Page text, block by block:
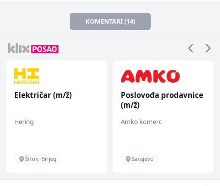
KOMENTARI (14)
Električar (m/ž)
Hering
Široki Brijeg
Poslovođa prodavnice
(m/ž)
Amko komerc
Sarajevo